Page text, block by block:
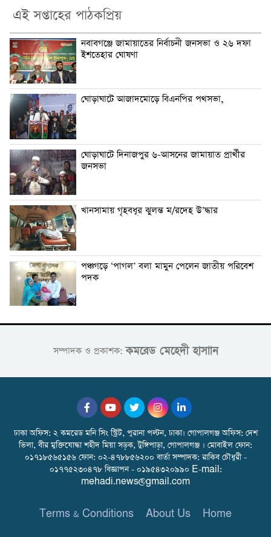
এই সপ্তাহের পাঠকপ্রিয়
নবাবগঞ্জে জামায়াতের নির্বাচনী জনসভা ও ২৬ দফা
ইশতেহার ঘোষণা
ঘোড়াঘাটে আজাদমোড়ে বিএনপির পথসভা,
ঘোড়াঘাটে দিনাজপুর ৬-আসনের জামায়াত প্রার্থীর
জনসভা
খানসামায় গৃহবধূর ঝুলন্ত ম/রদেহ উ’দ্ধার
পঞ্চগড়ে ‘পাগল’ বলা মামুন পেলেন জাতীয় পরিবেশ
পদক
সম্পাদক ও প্রকাশক:কমরেড মেহেদী হাসাান
ঢাকা অফিস: ২ কমরেড মনি সিং স্ট্রিট, পুরানা পল্টন, ঢাকা। গোপালগঞ্জ অফিস: দেশ
ভিলা, বীর মুক্তিযোদ্ধা শহীদ মিয়া সড়ক, টুঙ্গিপাড়া, গোপালগঞ্জ । মোবাইল ফোন:
০১৭১৮৫৬৫১৫৬ ফোন: ০২-৪৭৮৮৫৬২০০ বার্তা সম্পাদক: রাকিব চৌধুরী -
০১৭৭৫২৩০৪৭৮ বিজ্ঞাপন - ০১৯৫৪৩২০৯৯০ E-mail:
mehadi.news@gmail.com
Terms & Conditions About Us Home